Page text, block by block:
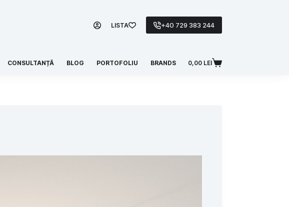
LISTA +40 729 383 244
CONSULTANȚĂ BLOG PORTOFOLIU BRANDS 0,00 LEI